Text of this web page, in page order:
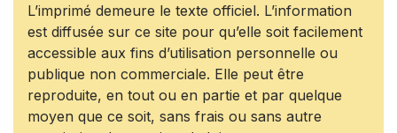
L’imprimé demeure le texte officiel. L’information
est diffusée sur ce site pour qu’elle soit facilement
accessible aux fins d’utilisation personnelle ou
publique non commerciale. Elle peut être
reproduite, en tout ou en partie et par quelque
moyen que ce soit, sans frais ou sans autre